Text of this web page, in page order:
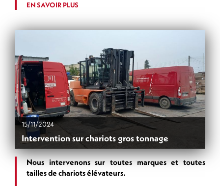
EN SAVOIR PLUS
15/11/2024
Intervention sur chariots gros tonnage
Nous intervenons sur toutes marques et toutes
tailles de chariots élévateurs.